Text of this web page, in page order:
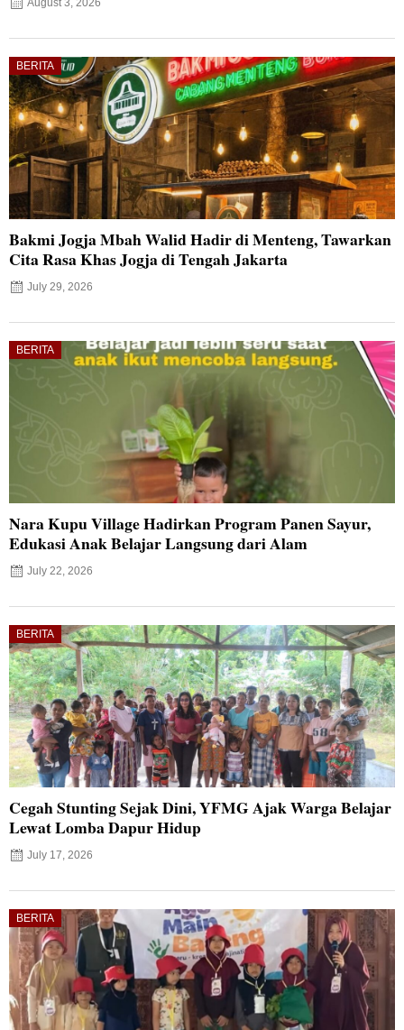
August 3, 2026
BERITA
Bakmi Jogja Mbah Walid Hadir di Menteng, Tawarkan
Cita Rasa Khas Jogja di Tengah Jakarta
July 29, 2026
BERITA
Nara Kupu Village Hadirkan Program Panen Sayur,
Edukasi Anak Belajar Langsung dari Alam
July 22, 2026
BERITA
Cegah Stunting Sejak Dini, YFMG Ajak Warga Belajar
Lewat Lomba Dapur Hidup
July 17, 2026
BERITA